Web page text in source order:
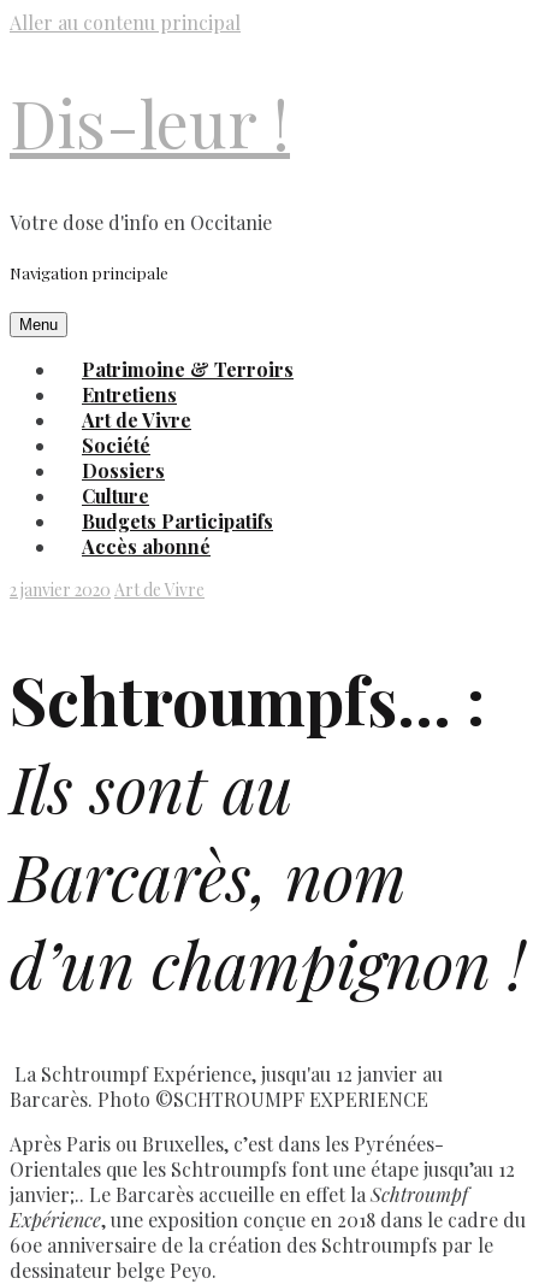
Aller au contenu principal
Dis-leur !
Votre dose d'info en Occitanie
Navigation principale
Menu
Patrimoine & Terroirs
Entretiens
Art de Vivre
Société
Dossiers
Culture
Budgets Participatifs
Accès abonné
2 janvier 2020 Art de Vivre
Schtroumpfs… :
Ils sont au
Barcarès, nom
d’un champignon !
La Schtroumpf Expérience, jusqu'au 12 janvier au
Barcarès. Photo ©SCHTROUMPF EXPERIENCE
Après Paris ou Bruxelles, c’est dans les Pyrénées-
Orientales que les Schtroumpfs font une étape jusqu’au 12
janvier;.. Le Barcarès accueille en effet la Schtroumpf
Expérience, une exposition conçue en 2018 dans le cadre du
60e anniversaire de la création des Schtroumpfs par le
dessinateur belge Peyo.